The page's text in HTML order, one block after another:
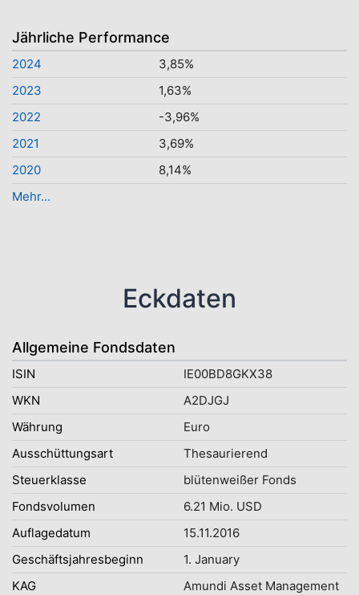
Jährliche Performance
2024
3,85%
2023
1,63%
2022
-3,96%
2021
3,69%
2020
8,14%
Mehr...
Eckdaten
Allgemeine Fondsdaten
ISIN
IE00BD8GKX38
WKN
A2DJGJ
Währung
Euro
Ausschüttungsart
Thesaurierend
Steuerklasse
blütenweißer Fonds
Fondsvolumen
6.21 Mio. USD
Auflagedatum
15.11.2016
Geschäftsjahresbeginn
1. January
KAG
Amundi Asset Management